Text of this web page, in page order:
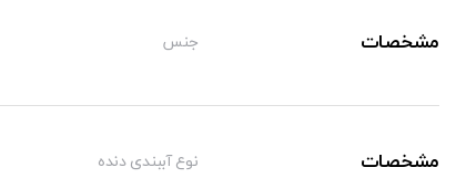
مشخصات جنس
مشخصات نوع آببندی دنده